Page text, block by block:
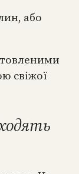
або
свіжої